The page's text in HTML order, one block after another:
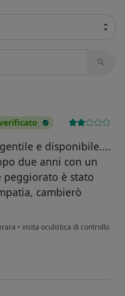
e disponibile....
due anni con un
peggiorato è stato
cambierò
• visita oculistica di controllo